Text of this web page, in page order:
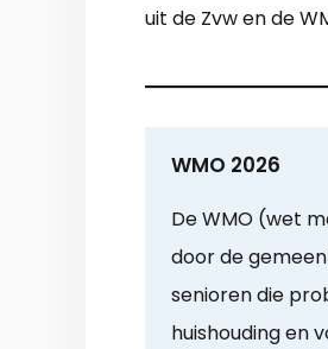
uit de Zvw en de
WMO 2026
De WMO (wet
door de
senioren die
huishouding en